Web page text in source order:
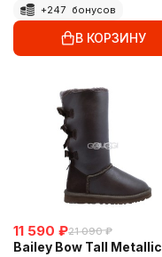
+247 бонусов
В КОРЗИНУ
11 590 ₽21 090 ₽
Bailey Bow Tall Metallic